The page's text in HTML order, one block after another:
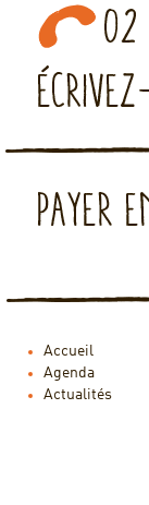
Accueil
Agenda
Actualités